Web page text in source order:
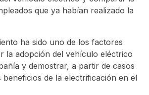
que ya habían realizado la
ha sido uno de los factores
la adopción del vehículo eléctrico
y demostrar, a partir de casos
beneficios de la electrificación en el